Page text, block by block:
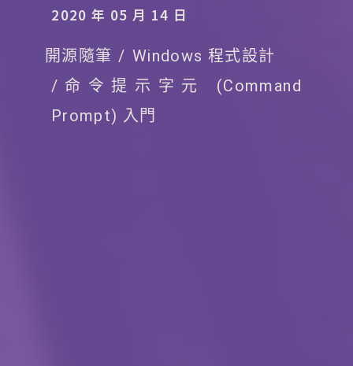
2020 年 05 月 14 日
開源隨筆
Windows 程式設計
命令提示字元 (Command
Prompt) 入門